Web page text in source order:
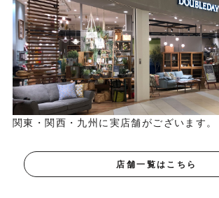
関東・関西・九州に実店舗がございます。
店舗一覧はこちら